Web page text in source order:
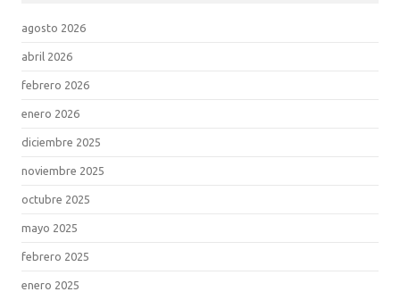
agosto 2026
abril 2026
febrero 2026
enero 2026
diciembre 2025
noviembre 2025
octubre 2025
mayo 2025
febrero 2025
enero 2025